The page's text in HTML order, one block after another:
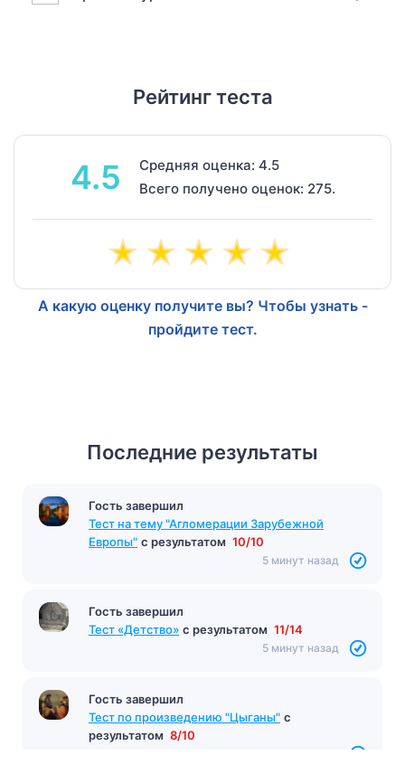
Рейтинг теста
4.5
Средняя оценка: 4.5
Всего получено оценок: 275.
А какую оценку получите вы? Чтобы узнать -
пройдите тест.
Последние результаты
Гость завершил
Тест на тему "Агломерации Зарубежной
Европы" с результатом 10/10
5 минут назад
Гость завершил
Тест «Детство» с результатом 11/14
5 минут назад
Гость завершил
Тест по произведению "Цыганы" с
результатом 8/10